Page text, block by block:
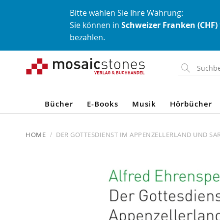
Bitte wählen Sie Ihre Währung:
Sie können in Schweizer Franken (CHF)
bezahlen.
Direkt
zum
Bücher E-Books Musik Hörbücher
HOME DER GOTTESDIENST IM APPENZELLERLAND UND